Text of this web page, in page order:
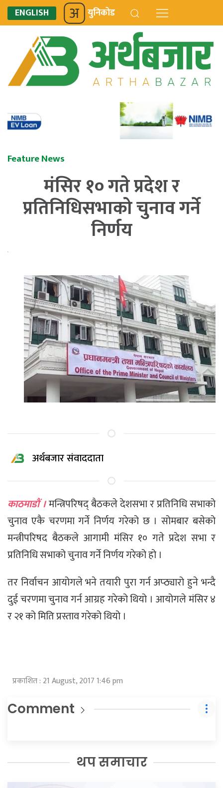
ENGLISH युनिकोड
Feature News
मंसिर १० गते प्रदेश र
प्रतिनिधिसभाको चुनाव गर्ने
निर्णय
अर्थबजार संवाददाता
काठमाडौं ।मन्त्रिपरिषद् बैठकले देशसभा र प्रतिनिधि सभाको
चुनाव एकै चरणमा गर्ने निर्णय गरेको छ । सोमबार बसेको
मन्त्रीपरिषद बैठकले आगामी मंसिर १० गते प्रदेश सभा र
प्रतिनिधि सभाको चुनाव गर्ने निर्णय गरेको हो ।
तर निर्वाचन आयोगले भने तयारी पुरा गर्न अप्ठ्यारो हुने भन्दै
दुई चरणमा चुनाव गर्न आग्रह गरेको थियो । आयोगले मंसिर ४
र २१ को मिति प्रस्ताव गरेको थियो ।
प्रकाशित : 21 August, 2017 1:46 pm
Comment
थप समाचार